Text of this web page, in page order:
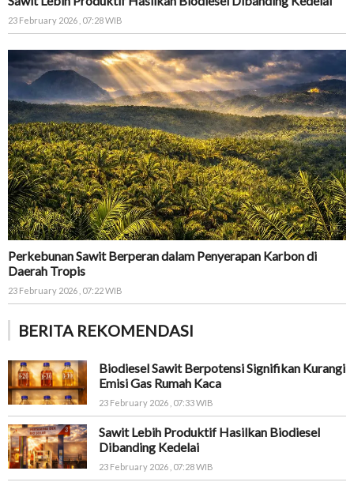
23 February 2026 , 07:28 WIB
Perkebunan Sawit Berperan dalam Penyerapan Karbon di
Daerah Tropis
23 February 2026 , 07:22 WIB
BERITA REKOMENDASI
Biodiesel Sawit Berpotensi Signifikan Kurangi
Emisi Gas Rumah Kaca
23 February 2026 , 07:33 WIB
Sawit Lebih Produktif Hasilkan Biodiesel
Dibanding Kedelai
23 February 2026 , 07:28 WIB